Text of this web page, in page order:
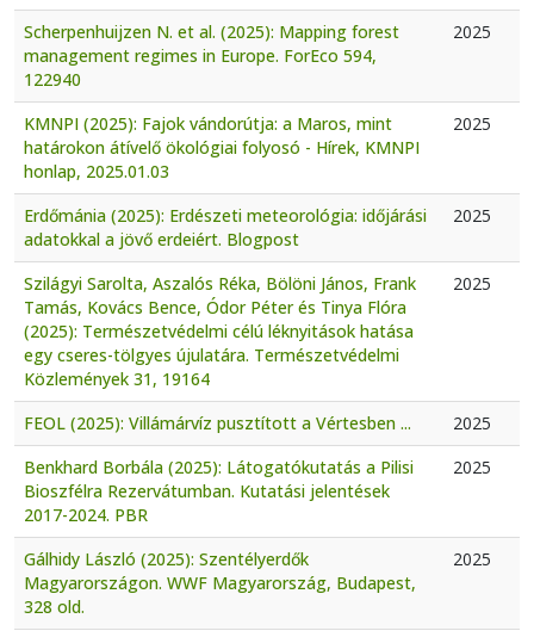
Scherpenhuijzen N. et al. (2025): Mapping forest
management regimes in Europe. ForEco 594,
122940
2025
KMNPI (2025): Fajok vándorútja: a Maros, mint
határokon átívelő ökológiai folyosó - Hírek, KMNPI
honlap, 2025.01.03
2025
Erdőmánia (2025): Erdészeti meteorológia: időjárási
adatokkal a jövő erdeiért. Blogpost
2025
Szilágyi Sarolta, Aszalós Réka, Bölöni János, Frank
Tamás, Kovács Bence, Ódor Péter és Tinya Flóra
(2025): Természetvédelmi célú léknyitások hatása
egy cseres-tölgyes újulatára. Természetvédelmi
Közlemények 31, 19164
2025
FEOL (2025): Villámárvíz pusztított a Vértesben ...
2025
Benkhard Borbála (2025): Látogatókutatás a Pilisi
Bioszfélra Rezervátumban. Kutatási jelentések
2017-2024. PBR
2025
Gálhidy László (2025): Szentélyerdők
Magyarországon. WWF Magyarország, Budapest,
328 old.
2025